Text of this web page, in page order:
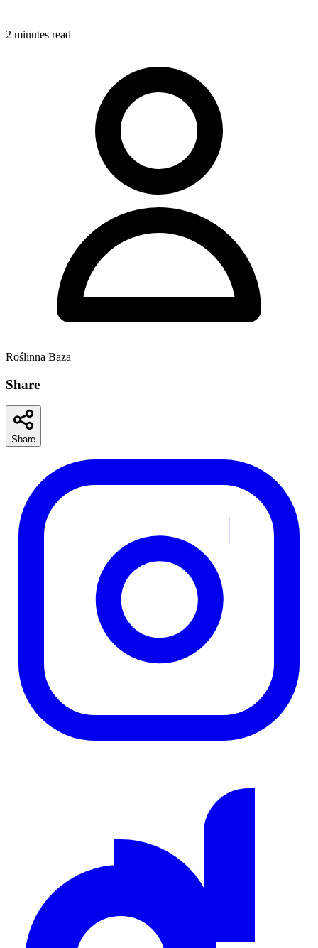
2 minutes read
Roślinna Baza
Share
Share